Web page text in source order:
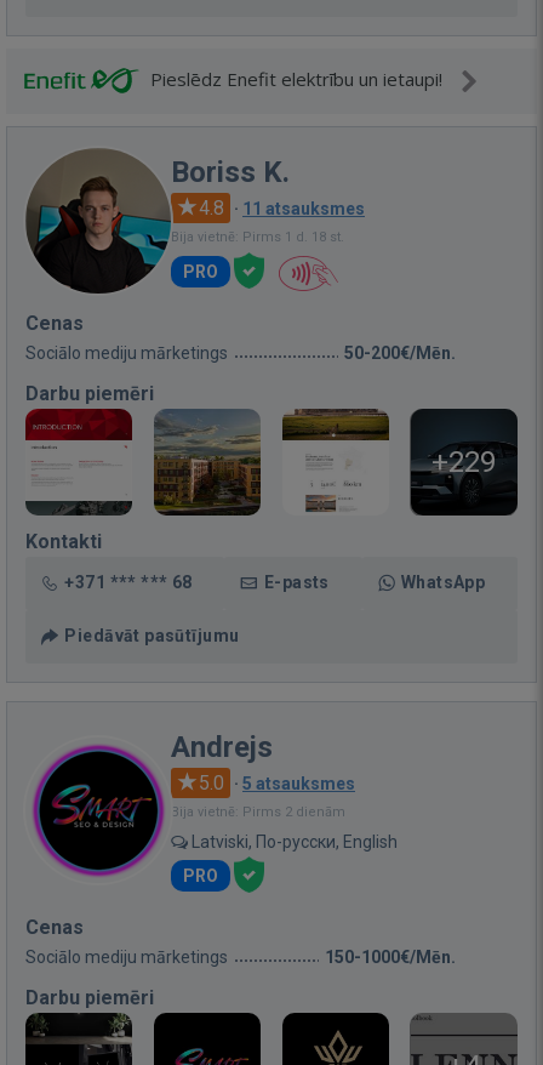
Pieslēdz Enefit elektrību un ietaupi!
Boriss K.
4.8 · 11 atsauksmes
Bija vietnē: Pirms 1 d. 18 st.
PRO
Cenas
Sociālo mediju mārketings 50-200€/Mēn.
Darbu piemēri
+229
Kontakti
+371 *** *** 68 E-pasts WhatsApp
Piedāvāt pasūtījumu
Andrejs
5.0 · 5 atsauksmes
Bija vietnē: Pirms 2 dienām
Latviski, По-русски, English
PRO
Cenas
Sociālo mediju mārketings 150-1000€/Mēn.
Darbu piemēri